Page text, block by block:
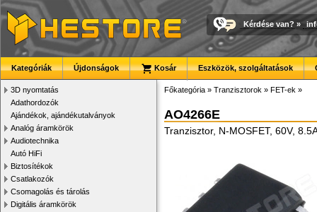
Kérdése van? »
Kategóriák Újdonságok Kosár Eszközök, szolgáltatások
3D nyomtatás
Adathordozók
Ajándékok, ajándékutalványok
Analóg áramkörök
Audiotechnika
Autó HiFi
Biztosítékok
Csatlakozók
Csomagolás és tárolás
Digitális áramkörök
Főkategória » Tranzisztorok » FET-ek »
AO4266E
Tranzisztor, N-MOSFET, 60V,